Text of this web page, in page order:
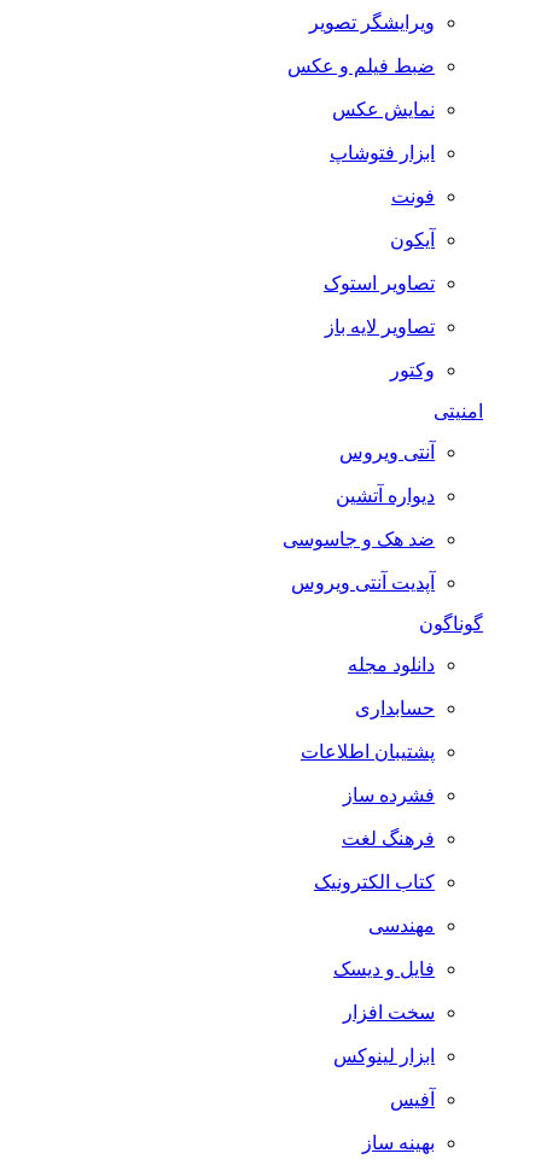
ویرایشگر تصویر
ضبط فيلم و عكس
نمایش عکس
ابزار فتوشاپ
فونت
آیکون
تصاویر استوک
تصاویر لایه باز
وکتور
امنیتی
آنتی ویروس
دیواره آتشین
ضد هک و جاسوسی
آپدیت آنتی ویروس
گوناگون
دانلود مجله
حسابداری
پشتیبان اطلاعات
فشرده ساز
فرهنگ لغت
کتاب الکترونیک
مهندسی
فایل و دیسک
سخت افزار
ابزار لینوکس
آفیس
بهینه ساز